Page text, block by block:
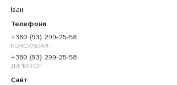
Іван
+380 (93) 299-25-58
КОНСУЛЬТАНТ
+380 (93) 299-25-58
ДИРЕКТОР